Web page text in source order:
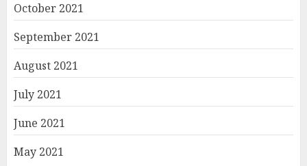
October 2021
September 2021
August 2021
July 2021
June 2021
May 2021